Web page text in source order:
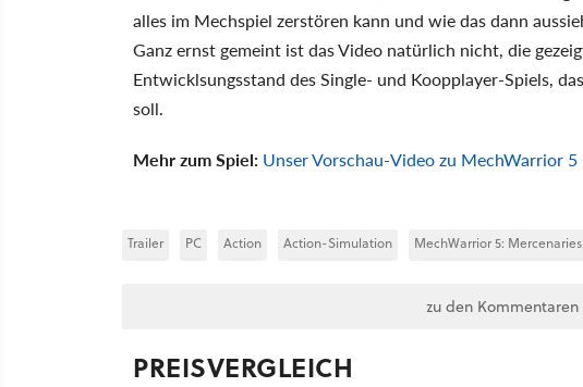
alles im Mechspiel zerstören kann und wie das dann
Ganz ernst gemeint ist das Video natürlich nicht, die
Entwicklsungsstand des Single- und Koopplayer-Spiels,
soll.
Mehr zum Spiel: Unser Vorschau-Video zu MechWarrior 5
Trailer PC Action Action-Simulation MechWarrior 5: Mercenaries
zu den Kommentaren
PREISVERGLEICH